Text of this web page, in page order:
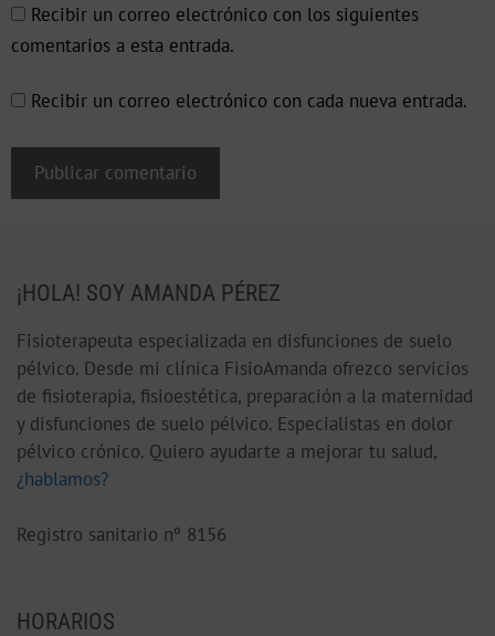
Recibir un correo electrónico con los siguientes
comentarios a esta entrada.
Recibir un correo electrónico con cada nueva entrada.
¡HOLA! SOY AMANDA PÉREZ
Fisioterapeuta especializada en disfunciones de suelo
pélvico. Desde mi clínica FisioAmanda ofrezco servicios
de fisioterapia, fisioestética, preparación a la maternidad
y disfunciones de suelo pélvico. Especialistas en dolor
pélvico crónico. Quiero ayudarte a mejorar tu salud,
¿hablamos?
Registro sanitario nº 8156
HORARIOS